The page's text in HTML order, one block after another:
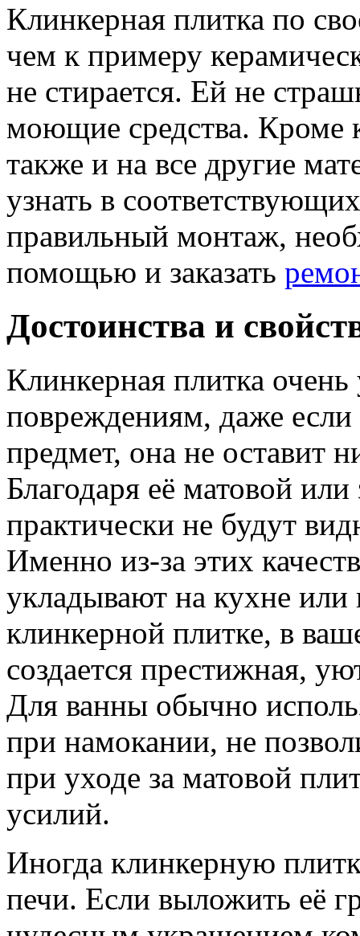
Клинкерная плитка по
чем к примеру
не стирается. Ей не
моющие средства. Кроме
также и на все другие
узнать в
правильный монтаж,
помощью и заказать
Достоинства и
Клинкерная плитка
повреждениям, даже
предмет, она не оставит
Благодаря её матовой
практически не будут
Именно из-за этих
укладывают на кухне или
клинкерной плитке, в
создается престижная,
Для ванны обычно
при намокании, не
при уходе за матовой
усилий.
Иногда клинкерную
печи. Если выложить её